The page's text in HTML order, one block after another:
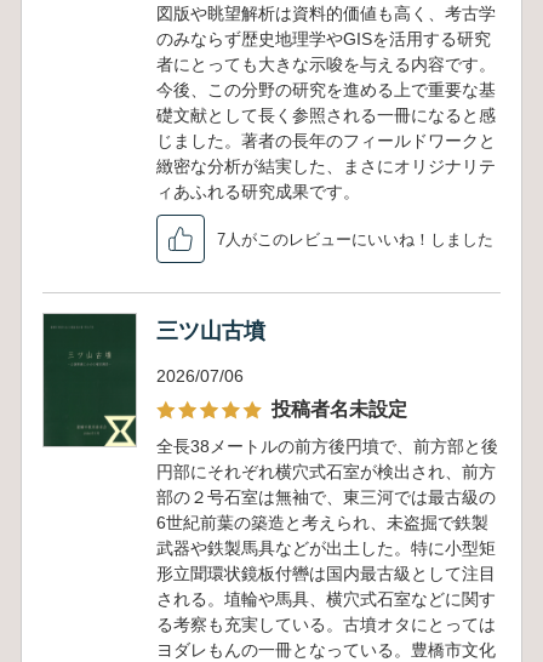
図版や眺望解析は資料的価値も高く、考古学
のみならず歴史地理学やGISを活用する研究
者にとっても大きな示唆を与える内容です。
今後、この分野の研究を進める上で重要な基
礎文献として長く参照される一冊になると感
じました。著者の長年のフィールドワークと
緻密な分析が結実した、まさにオリジナリテ
ィあふれる研究成果です。
7人がこのレビューにいいね！しました
三ツ山古墳
2026/07/06
投稿者名未設定
全長38メートルの前方後円墳で、前方部と後
円部にそれぞれ横穴式石室が検出され、前方
部の２号石室は無袖で、東三河では最古級の
6世紀前葉の築造と考えられ、未盗掘で鉄製
武器や鉄製馬具などが出土した。特に小型矩
形立聞環状鏡板付轡は国内最古級として注目
される。埴輪や馬具、横穴式石室などに関す
る考察も充実している。古墳オタにとっては
ヨダレもんの一冊となっている。豊橋市文化